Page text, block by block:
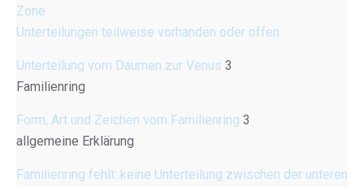
Zone
Unterteilungen teilweise vorhanden oder offen
Unterteilung vom Daumen zur Venus 3
Familienring
Form, Art und Zeichen vom Familienring 3
allgemeine Erklärung
Familienring fehlt: keine Unterteilung zwischen der unteren